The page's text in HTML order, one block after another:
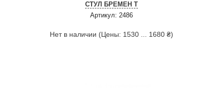
СТУЛ БРЕМЕН Т
Артикул: 2486
Нет в наличии (Цены: 1530 ... 1680 ₴)